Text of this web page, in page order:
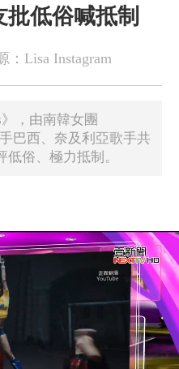
低俗喊抵制
：Lisa Instagram
，由南韓女團
巴西、奈及利亞歌手共
俗、極力抵制。